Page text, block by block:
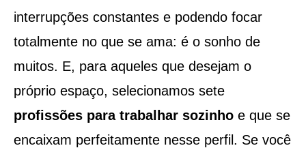
interrupções constantes e podendo focar
totalmente no que se ama: é o sonho de
muitos. E, para aqueles que desejam o
próprio espaço, selecionamos sete
profissões para trabalhar sozinhoe que se
encaixam perfeitamente nesse perfil. Se você